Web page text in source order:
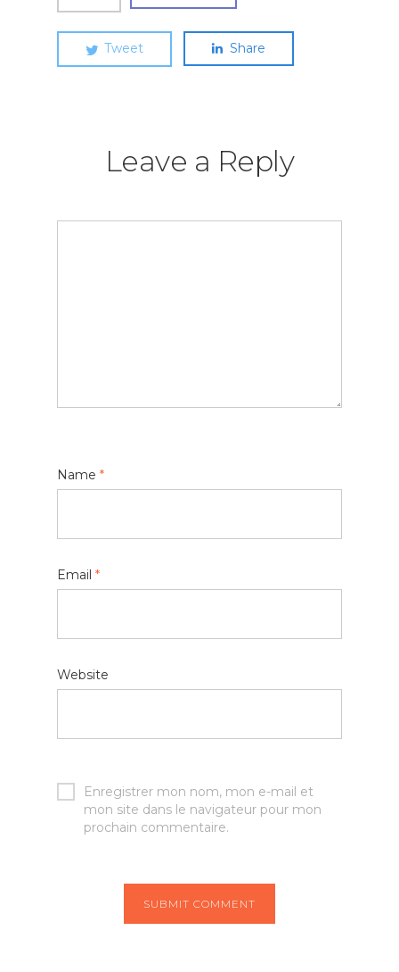
Tweet Share
Leave a Reply
Name *
Email *
Website
Enregistrer mon nom, mon e-mail et
mon site dans le navigateur pour mon
prochain commentaire.